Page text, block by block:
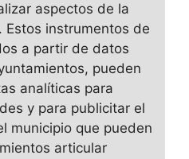
aspectos de la
Estos instrumentos de
a partir de datos
pueden
analíticas para
y para publicitar el
municipio que pueden
articular